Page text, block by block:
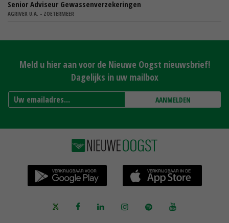
Senior Adviseur Gewassenverzekeringen
AGRIVER U.A. - ZOETERMEER
Meld u hier aan voor de Nieuwe Oogst nieuwsbrief!
Dagelijks in uw mailbox
AANMELDEN